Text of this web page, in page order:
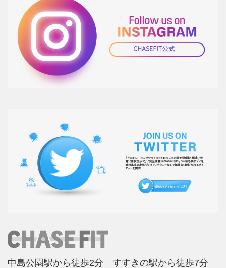
中島公園駅から徒歩2分 すすきの駅から徒歩7分